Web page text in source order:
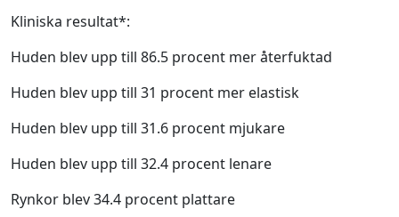
Kliniska resultat*:
Huden blev upp till 86.5 procent mer återfuktad
Huden blev upp till 31 procent mer elastisk
Huden blev upp till 31.6 procent mjukare
Huden blev upp till 32.4 procent lenare
Rynkor blev 34.4 procent plattare